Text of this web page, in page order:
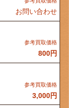
お問い合わせ
800円
3,000円